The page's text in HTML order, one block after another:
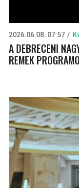
2026.06.08. 07:57
A DEBRECENI
REMEK